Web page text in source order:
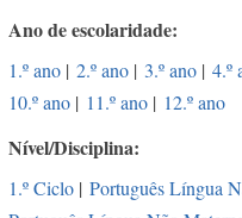
Ano de escolaridade
1.º ano | 2.º ano | 3.º ano | 4.º
10.º ano | 11.º ano | 12.º ano
Nível/Disciplina
1.º Ciclo | Português Língua